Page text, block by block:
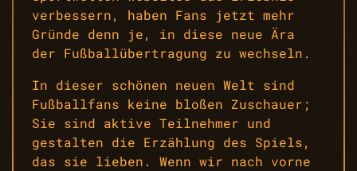
verbessern, haben Fans jetzt mehr
Gründe denn je, in diese neue Ära
der Fußballübertragung zu wechseln.
In dieser schönen neuen Welt sind
Fußballfans keine bloßen Zuschauer;
Sie sind aktive Teilnehmer und
gestalten die Erzählung des Spiels,
das sie lieben. Wenn wir nach vorne